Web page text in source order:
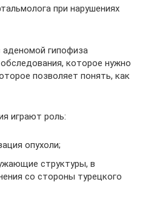
при нарушениях
гипофиза
которое нужно
позволяет понять, как
играют роль:
опухоли;
структуры, в
со стороны турецкого